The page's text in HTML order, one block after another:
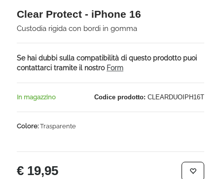
Clear Protect - iPhone 16
Custodia rigida con bordi in gomma
Se hai dubbi sulla compatibilità di questo prodotto puoi
contattarci tramite il nostro Form
In magazzino Codice prodotto: CLEARDUOIPH16T
Colore:Trasparente
€ 19,95